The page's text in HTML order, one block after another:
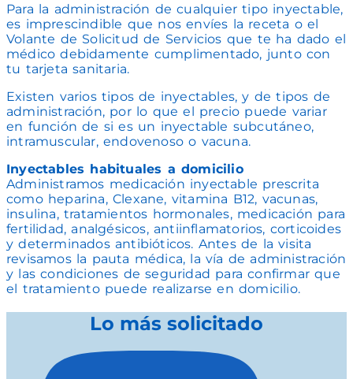
Para la administración de cualquier tipo inyectable,
es imprescindible que nos envíes la receta o el
Volante de Solicitud de Servicios que te ha dado el
médico debidamente cumplimentado, junto con
tu tarjeta sanitaria.
Existen varios tipos de inyectables, y de tipos de
administración, por lo que el precio puede variar
en función de si es un inyectable subcutáneo,
intramuscular, endovenoso o vacuna.
Inyectables habituales a domicilio
Administramos medicación inyectable prescrita
como heparina, Clexane, vitamina B12, vacunas,
insulina, tratamientos hormonales, medicación para
fertilidad, analgésicos, antiinflamatorios, corticoides
y determinados antibióticos. Antes de la visita
revisamos la pauta médica, la vía de administración
y las condiciones de seguridad para confirmar que
el tratamiento puede realizarse en domicilio.
Lo más solicitado